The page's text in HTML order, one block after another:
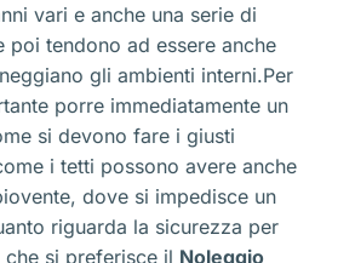
vari e anche una serie di
poi tendono ad essere anche
gli ambienti interni.Per
porre immediatamente un
si devono fare i giusti
i tetti possono avere anche
dove si impedisce un
riguarda la sicurezza per
si preferisce il Noleggio